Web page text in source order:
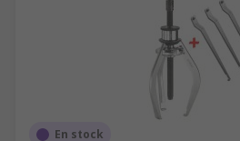
En stock